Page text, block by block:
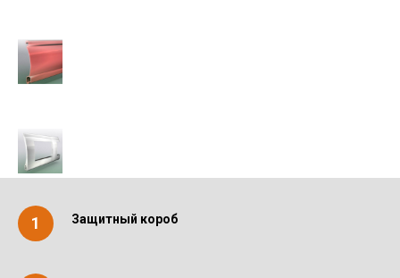
Защитный короб